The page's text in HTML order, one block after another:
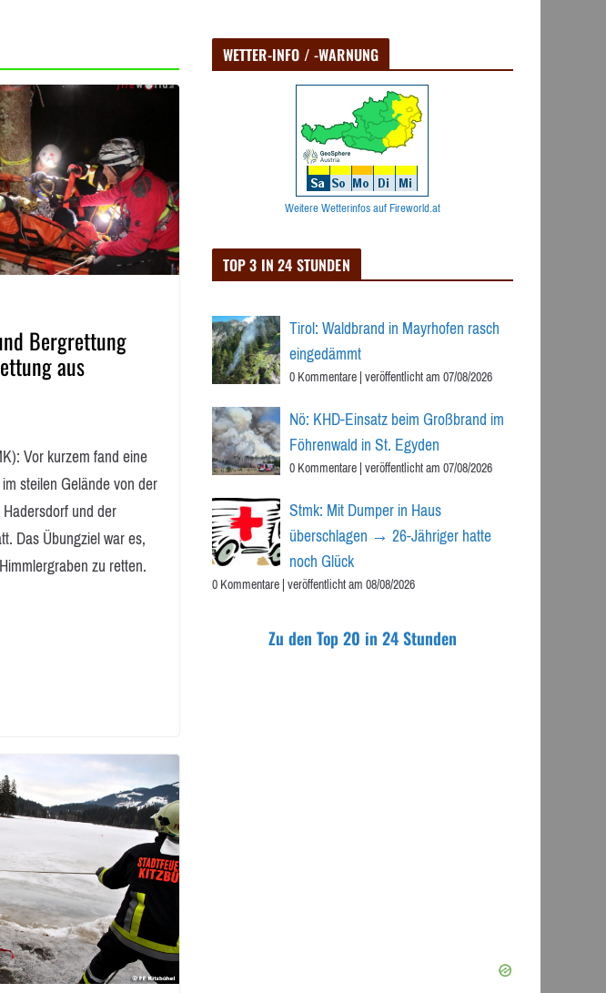
Bergrettung
aus
Vor kurzem fand eine
steilen Gelände von der
und der
Das Übungziel war es,
zu retten.
WETTER-INFO / -WARNUNG
Weitere Wetterinfos auf Fireworld.at
TOP 3 IN 24 STUNDEN
Tirol: Waldbrand in Mayrhofen rasch
eingedämmt
0 Kommentare|veröffentlicht am 07/08/2026
Nö: KHD-Einsatz beim Großbrand im
Föhrenwald in St. Egyden
0 Kommentare|veröffentlicht am 07/08/2026
Stmk: Mit Dumper in Haus
überschlagen → 26-Jähriger hatte
noch Glück
0 Kommentare|veröffentlicht am 08/08/2026
Zu den Top 20 in 24 Stunden